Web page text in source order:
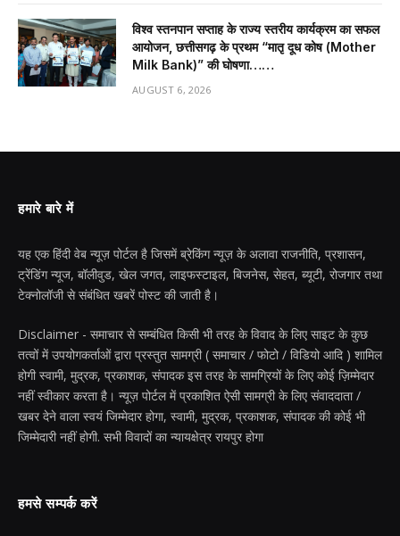
विश्व स्तनपान सप्ताह के राज्य स्तरीय कार्यक्रम का सफल
आयोजन, छत्तीसगढ़ के प्रथम “मातृ दूध कोष (Mother
Milk Bank)” की घोषणा……
AUGUST 6, 2026
हमारे बारे में
यह एक हिंदी वेब न्यूज़ पोर्टल है जिसमें ब्रेकिंग न्यूज़ के अलावा राजनीति, प्रशासन,
ट्रेंडिंग न्यूज, बॉलीवुड, खेल जगत, लाइफस्टाइल, बिजनेस, सेहत, ब्यूटी, रोजगार तथा
टेक्नोलॉजी से संबंधित खबरें पोस्ट की जाती है।
Disclaimer - समाचार से सम्बंधित किसी भी तरह के विवाद के लिए साइट के कुछ
तत्वों में उपयोगकर्ताओं द्वारा प्रस्तुत सामग्री ( समाचार / फोटो / विडियो आदि ) शामिल
होगी स्वामी, मुद्रक, प्रकाशक, संपादक इस तरह के सामग्रियों के लिए कोई ज़िम्मेदार
नहीं स्वीकार करता है। न्यूज़ पोर्टल में प्रकाशित ऐसी सामग्री के लिए संवाददाता /
खबर देने वाला स्वयं जिम्मेदार होगा, स्वामी, मुद्रक, प्रकाशक, संपादक की कोई भी
जिम्मेदारी नहीं होगी. सभी विवादों का न्यायक्षेत्र रायपुर होगा
हमसे सम्पर्क करें